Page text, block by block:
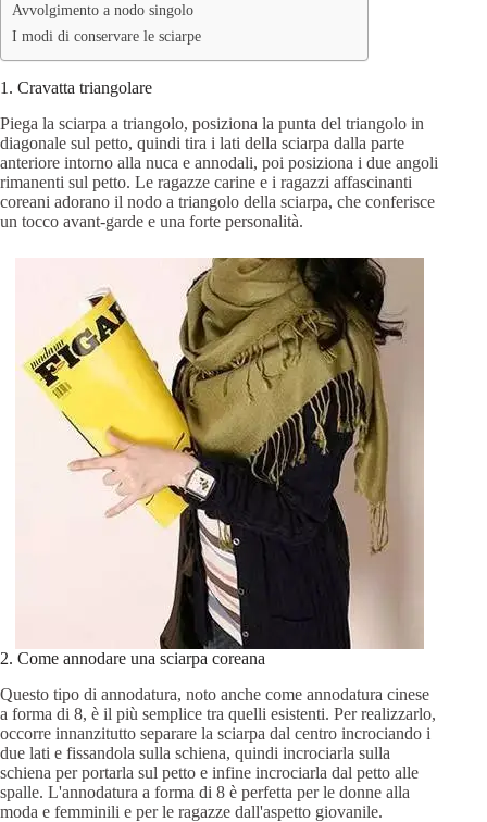
Avvolgimento a nodo singolo
I modi di conservare le sciarpe
1. Cravatta triangolare
Piega la sciarpa a triangolo, posiziona la punta del triangolo in
diagonale sul petto, quindi tira i lati della sciarpa dalla parte
anteriore intorno alla nuca e annodali, poi posiziona i due angoli
rimanenti sul petto. Le ragazze carine e i ragazzi affascinanti
coreani adorano il nodo a triangolo della sciarpa, che conferisce
un tocco avant-garde e una forte personalità.
2. Come annodare una sciarpa coreana
Questo tipo di annodatura, noto anche come annodatura cinese
a forma di 8, è il più semplice tra quelli esistenti. Per realizzarlo,
occorre innanzitutto separare la sciarpa dal centro incrociando i
due lati e fissandola sulla schiena, quindi incrociarla sulla
schiena per portarla sul petto e infine incrociarla dal petto alle
spalle. L'annodatura a forma di 8 è perfetta per le donne alla
moda e femminili e per le ragazze dall'aspetto giovanile.